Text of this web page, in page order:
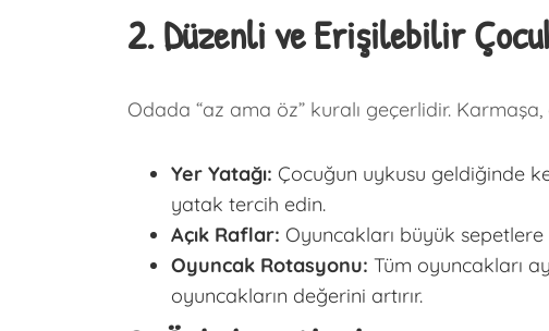
2. Düzenli ve Erişilebilir
Odada “az ama öz” kuralı geçerlidir.
Yer Yatağı: Çocuğun uykusu geldiğinde
yatak tercih edin.
Açık Raflar: Oyuncakları büyük
Oyuncak Rotasyonu: Tüm oyuncakları
oyuncakların değerini artırır.